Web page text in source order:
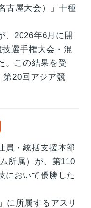
古屋大会）」十種
、2026年6月に開
選手権大会・混
。この結果を受
第20回アジア競
員・統括支援本部
所属）が、第110
において優勝した
に所属するアスリ